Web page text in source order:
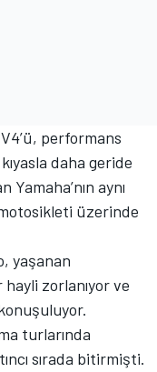
performans
daha geride
Yamaha’nın aynı
üzerinde
yaşanan
hayli zorlanıyor ve
turlarında
sırada bitirmişti.